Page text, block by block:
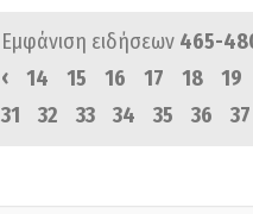
Εμφάνιση ειδήσεων 465-
‹
14 15 16 17 18 19
31
32 33 34 35 36 37